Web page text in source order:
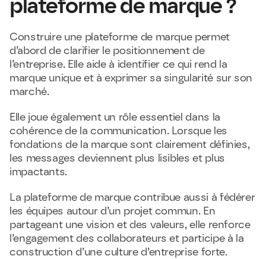
plateforme de marque ?
Construire une plateforme de marque permet
d’abord de clarifier le positionnement de
l’entreprise. Elle aide à identifier ce qui rend la
marque unique et à exprimer sa singularité sur son
marché.
Elle joue également un rôle essentiel dans la
cohérence de la communication. Lorsque les
fondations de la marque sont clairement définies,
les messages deviennent plus lisibles et plus
impactants.
La plateforme de marque contribue aussi à fédérer
les équipes autour d’un projet commun. En
partageant une vision et des valeurs, elle renforce
l’engagement des collaborateurs et participe à la
construction d’une culture d’entreprise forte.